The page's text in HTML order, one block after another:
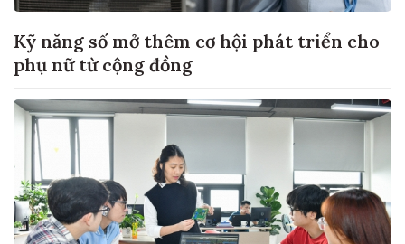
Kỹ năng số mở thêm cơ hội phát triển cho
phụ nữ từ cộng đồng